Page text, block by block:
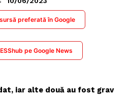
preferată în Google
pe Google News
iar alte două au fost grav